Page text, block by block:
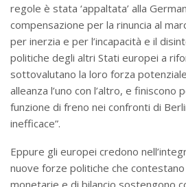
regole è stata ‘appaltata’ alla
compensazione per la rinuncia al
per inerzia e per l’incapacità e il
politiche degli altri Stati europei a
sottovalutano la loro forza
alleanza l’uno con l’altro, e finiscono
funzione di freno nei confronti di
inefficace”.
Eppure gli europei credono
nuove forze politiche che
monetarie e di bilancio sostengono